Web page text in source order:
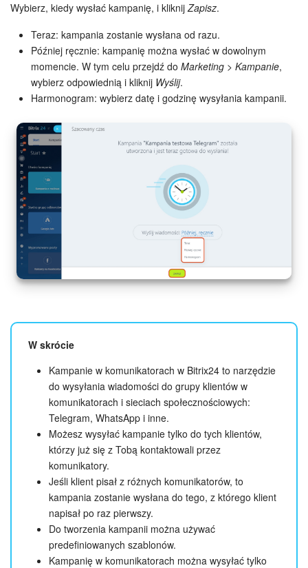
Wybierz, kiedy wysłać kampanię, i kliknijZapisz.
Teraz: kampania zostanie wysłana od razu.
Później ręcznie: kampanię można wysłać w dowolnym
momencie. W tym celu przejdź do Marketing > Kampanie,
wybierz odpowiednią i kliknij Wyślij.
Harmonogram: wybierz datę i godzinę wysyłania kampanii.
W skrócie
Kampanie w komunikatorach w Bitrix24 to narzędzie
do wysyłania wiadomości do grupy klientów w
komunikatorach i sieciach społecznościowych:
Telegram, WhatsApp i inne.
Możesz wysyłać kampanie tylko do tych klientów,
którzy już się z Tobą kontaktowali przez
komunikatory.
Jeśli klient pisał z różnych komunikatorów, to
kampania zostanie wysłana do tego, z którego klient
napisał po raz pierwszy.
Do tworzenia kampanii można używać
predefiniowanych szablonów.
Kampanię w komunikatorach można wysyłać tylko